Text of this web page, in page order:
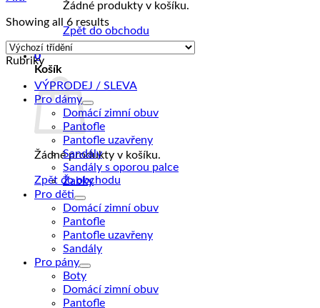
Žádné produkty v košíku.
Zpět do obchodu
0
Košík
Žádné produkty v košíku.
Zpět do obchodu
Showing all 6 results
Rubriky
VÝPRODEJ / SLEVA
Pro dámy
Domácí zimní obuv
Pantofle
Pantofle uzavřeny
Sandály
Sandály s oporou palce
Žabky
Pro děti
Domácí zimní obuv
Pantofle
Pantofle uzavřeny
Sandály
Pro pány
Boty
Domácí zimní obuv
Pantofle